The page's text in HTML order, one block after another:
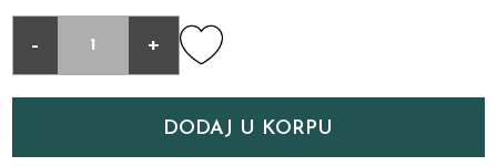
- +
DODAJ U KORPU